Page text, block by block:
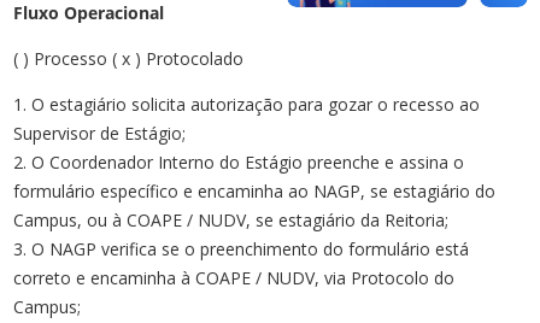
Fluxo Operacional
( ) Processo ( x ) Protocolado
1. O estagiário solicita autorização para gozar o recesso ao
Supervisor de Estágio;
2. O Coordenador Interno do Estágio preenche e assina o
formulário específico e encaminha ao NAGP, se estagiário do
Campus, ou à COAPE / NUDV, se estagiário da Reitoria;
3. O NAGP verifica se o preenchimento do formulário está
correto e encaminha à COAPE / NUDV, via Protocolo do
Campus;